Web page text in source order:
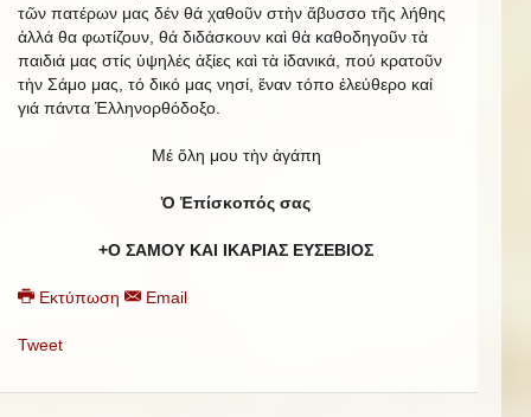
τῶν πατέρων μας δέν θά χαθοῦν στὴν ἄβυσσο τῆς λήθης
ἀλλά θα φωτίζουν, θά διδάσκουν καὶ θὰ καθοδηγοῦν τὰ
παιδιά μας στίς ὑψηλές ἀξίες καὶ τὰ ἰδανικά, πού κρατοῦν
τὴν Σάμο μας, τό δικό μας νησί, ἕναν τόπο ἐλεύθερο καί
γιά πάντα Ἑλληνορθόδοξο.
Μέ ὅλη μου τὴν ἀγάπη
Ὁ Ἐπίσκοπός σας
+Ο ΣΑΜΟΥ ΚΑΙ ΙΚΑΡΙΑΣ ΕΥΣΕΒΙΟΣ
Εκτύπωση Email
Tweet